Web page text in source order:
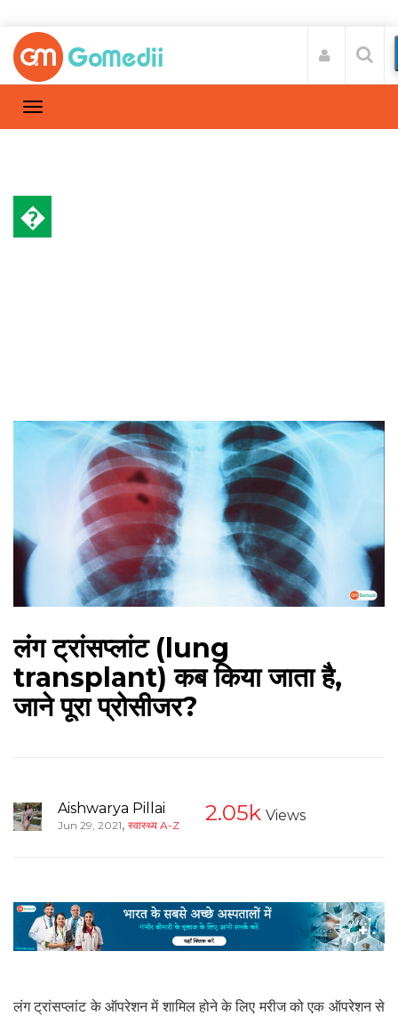
�
लंग ट्रांसप्‍लांट (lung
transplant) कब किया जाता है,
जाने पूरा प्रोसीजर?
Aishwarya Pillai
Jun 29, 2021, स्वास्थ्य A-Z 2.05k Views
लंग ट्रांसप्लांट के ऑपरेशन में शामिल होने के लिए मरीज को एक ऑपरेशन से